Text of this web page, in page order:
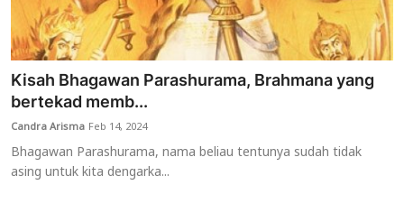
Alam Bali
Seni
Kisah
Usadha
Indonesia
Kisah Bhagawan Parashurama, Brahmana yang
bertekad memb...
Candra Arisma Feb 14, 2024
Bhagawan Parashurama, nama beliau tentunya sudah tidak
asing untuk kita dengarka...